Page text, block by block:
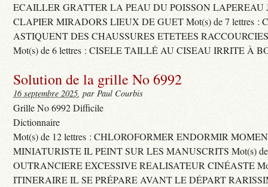
ECAILLER GRATTER LA PEAU DU POISSON LAPEREAU
CLAPIER MIRADORS LIEUX DE GUET Mot(s) de 7 lettres :
ASTIQUENT DES CHAUSSURES ETETEES
Mot(s) de 6 lettres : CISELE TAILLÉ AU CISEAU IRRITE À
Solution de la grille No 6992
16 septembre 2025, par Paul Courbis
Grille No 6992 Difficile
Dictionnaire
Mot(s) de 12 lettres : CHLOROFORMER ENDORMIR
MINIATURISTE IL PEINT SUR LES MANUSCRITS Mot(s) de
OUTRANCIERE EXCESSIVE REALISATEUR CINÉASTE
ITINERAIRE IL SE PRÉPARE AVANT LE DÉPART